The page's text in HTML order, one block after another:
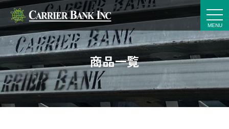
t
o
g
g
l
n
v
g
t
商品一覧